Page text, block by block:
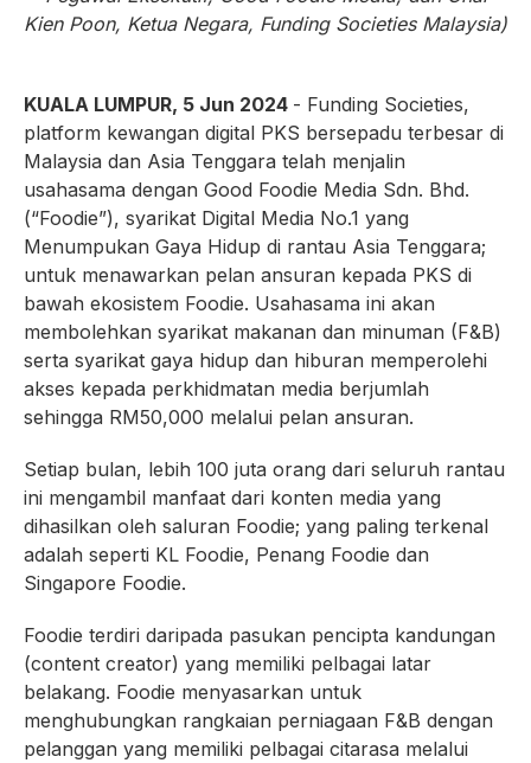
Kien Poon, Ketua Negara, Funding Societies Malaysia)
KUALA LUMPUR, 5 Jun 2024 - Funding Societies,
platform kewangan digital PKS bersepadu terbesar di
Malaysia dan Asia Tenggara telah menjalin
usahasama dengan Good Foodie Media Sdn. Bhd.
(“Foodie”), syarikat Digital Media No.1 yang
Menumpukan Gaya Hidup di rantau Asia Tenggara;
untuk menawarkan pelan ansuran kepada PKS di
bawah ekosistem Foodie. Usahasama ini akan
membolehkan syarikat makanan dan minuman (F&B)
serta syarikat gaya hidup dan hiburan memperolehi
akses kepada perkhidmatan media berjumlah
sehingga RM50,000 melalui pelan ansuran.
Setiap bulan, lebih 100 juta orang dari seluruh rantau
ini mengambil manfaat dari konten media yang
dihasilkan oleh saluran Foodie; yang paling terkenal
adalah seperti KL Foodie, Penang Foodie dan
Singapore Foodie.
Foodie terdiri daripada pasukan pencipta kandungan
(content creator) yang memiliki pelbagai latar
belakang. Foodie menyasarkan untuk
menghubungkan rangkaian perniagaan F&B dengan
pelanggan yang memiliki pelbagai citarasa melalui